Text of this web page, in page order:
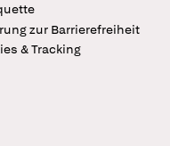
zur Barrierefreiheit
& Tracking